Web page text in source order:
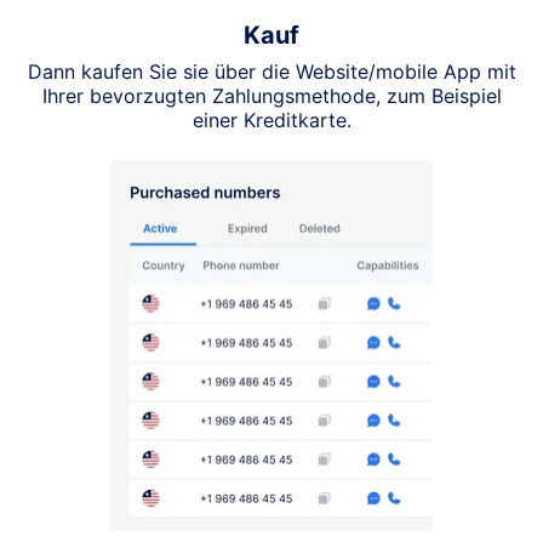
Kauf
Dann kaufen Sie sie über die Website/mobile App mit
Ihrer bevorzugten Zahlungsmethode, zum Beispiel
einer Kreditkarte.